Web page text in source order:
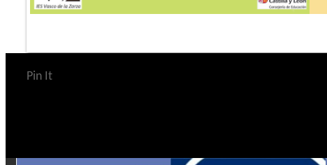
Pin It